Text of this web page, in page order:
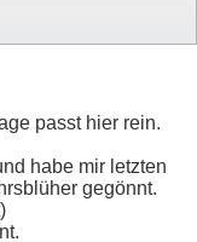
passt hier rein.
habe mir letzten
gegönnt.